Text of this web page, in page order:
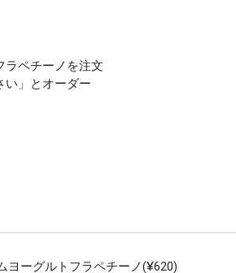
ラペチーノを注文
い」とオーダー
ヨーグルトフラペチーノ(¥620)